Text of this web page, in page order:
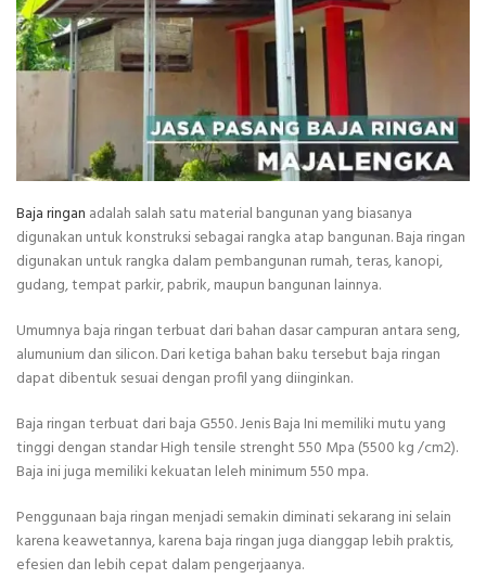
Baja ringan adalah salah satu material bangunan yang biasanya
digunakan untuk konstruksi sebagai rangka atap bangunan. Baja ringan
digunakan untuk rangka dalam pembangunan rumah, teras, kanopi,
gudang, tempat parkir, pabrik, maupun bangunan lainnya.
Umumnya baja ringan terbuat dari bahan dasar campuran antara seng,
alumunium dan silicon. Dari ketiga bahan baku tersebut baja ringan
dapat dibentuk sesuai dengan profil yang diinginkan.
Baja ringan terbuat dari baja G550. Jenis Baja Ini memiliki mutu yang
tinggi dengan standar High tensile strenght 550 Mpa (5500 kg /cm2).
Baja ini juga memiliki kekuatan leleh minimum 550 mpa.
Penggunaan baja ringan menjadi semakin diminati sekarang ini selain
karena keawetannya, karena baja ringan juga dianggap lebih praktis,
efesien dan lebih cepat dalam pengerjaanya.